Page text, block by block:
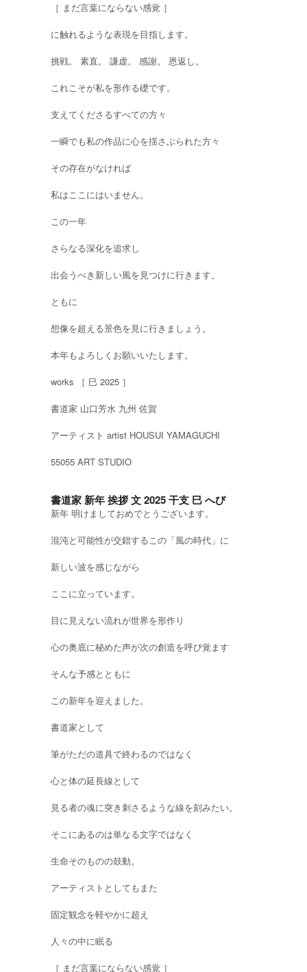
［ まだ言葉にならない感覚 ］
に触れるような表現を目指します。
挑戦。 素直。 謙虚。 感謝。 恩返し。
これこそが私を形作る礎です。
支えてくださるすべての方々
一瞬でも私の作品に心を揺さぶられた方々
その存在がなければ
私はここにはいません。
この一年
さらなる深化を追求し
出会うべき新しい風を見つけに行きます。
ともに
想像を超える景色を見に行きましょう。
本年もよろしくお願いいたします。
works ［ 巳 2025 ］
書道家 山口芳水 九州 佐賀
アーティスト artist HOUSUI YAMAGUCHI
55055 ART STUDIO
書道家 新年 挨拶 文 2025 干支 巳 へび
新年 明けましておめでとうございます。
混沌と可能性が交錯するこの「風の時代」に
新しい波を感じながら
ここに立っています。
目に見えない流れが世界を形作り
心の奥底に秘めた声が次の創造を呼び覚ます
そんな予感とともに
この新年を迎えました。
書道家として
筆がただの道具で終わるのではなく
心と体の延長線として
見る者の魂に突き刺さるような線を刻みたい。
そこにあるのは単なる文字ではなく
生命そのものの鼓動。
アーティストとしてもまた
固定観念を軽やかに超え
人々の中に眠る
［ まだ言葉にならない感覚 ］